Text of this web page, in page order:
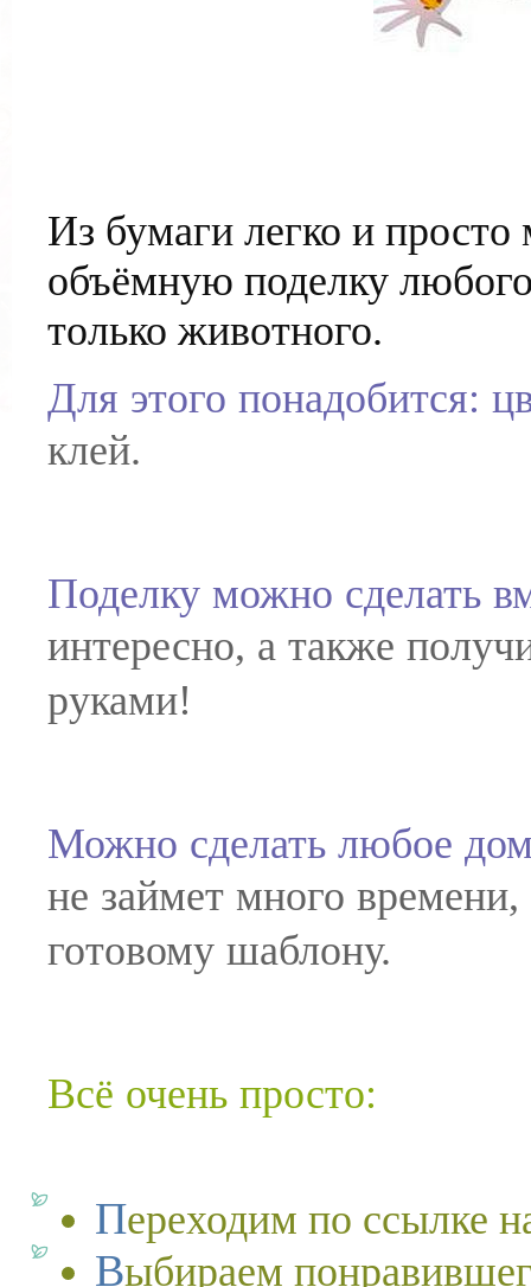
Из бумаги легко и
объёмную поделку
только животного.
Для этого понадобится:
клей.
Поделку можно сделать
интересно, а также
руками!
Можно сделать любое
не займет много времени,
готовому шаблону.
Всё очень просто:
Переходим по ссылке
Выбираем